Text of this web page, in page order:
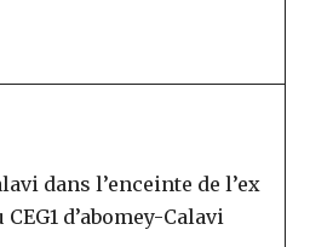
dans l’enceinte de l’ex
CEG1 d’abomey-Calavi